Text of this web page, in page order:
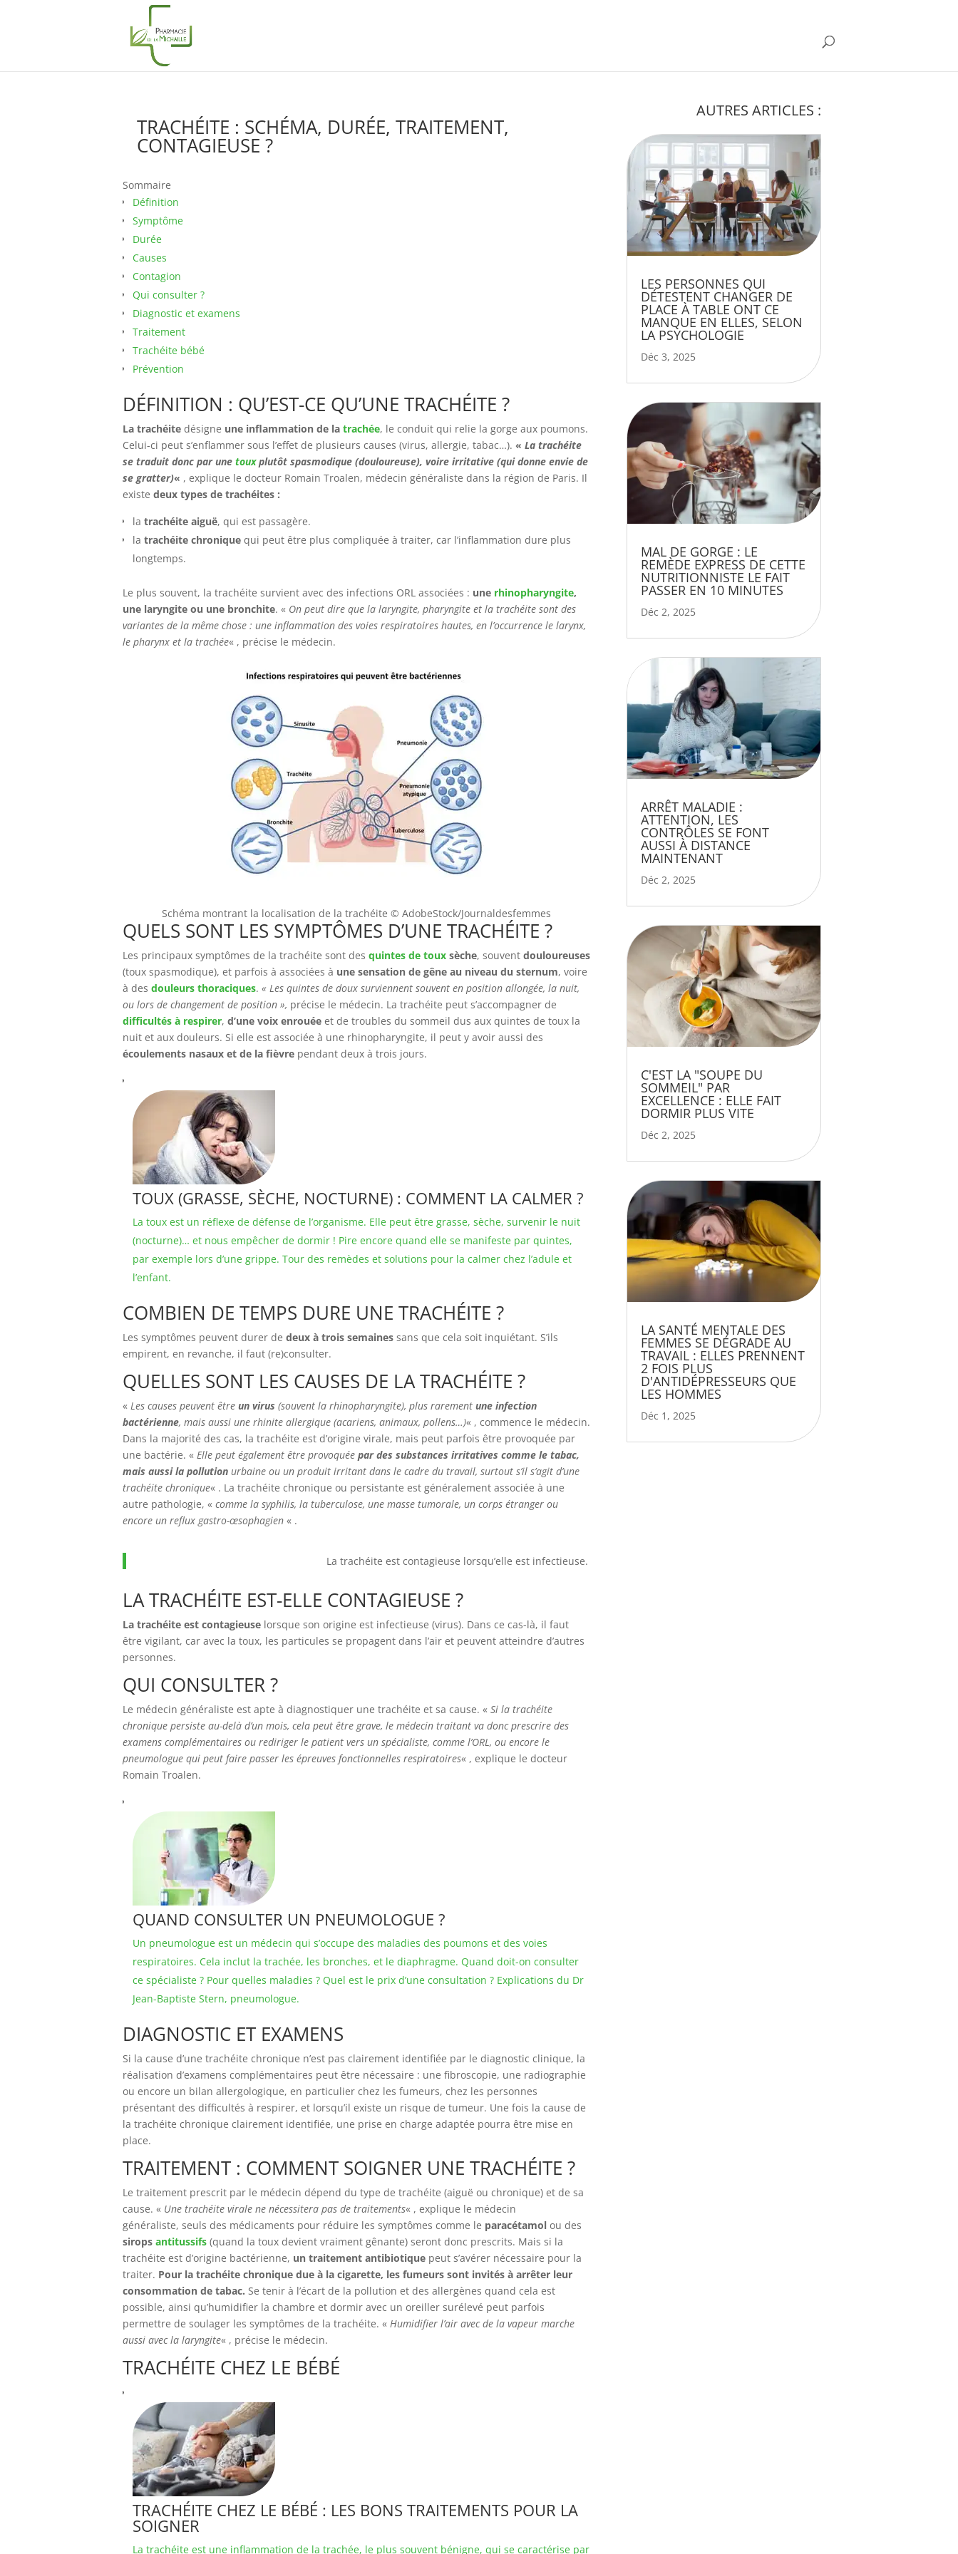
TRACHÉITE : SCHÉMA, DURÉE, TRAITEMENT,
CONTAGIEUSE ?
Sommaire
Définition
Symptôme
Durée
Causes
Contagion
Qui consulter ?
Diagnostic et examens
Traitement
Trachéite bébé
Prévention
DÉFINITION : QU’EST-CE QU’UNE TRACHÉITE ?
La trachéite désigne une inflammation de la trachée, le conduit qui relie la gorge aux poumons.
Celui-ci peut s’enflammer sous l’effet de plusieurs causes (virus, allergie, tabac…). « La trachéite
se traduit donc par une touxplutôt spasmodique (douloureuse), voire irritative (qui donne envie de
se gratter)« , explique le docteur Romain Troalen, médecin généraliste dans la région de Paris. Il
existe deux types de trachéites :
la trachéite aiguë, qui est passagère.
la trachéite chronique qui peut être plus compliquée à traiter, car l’inflammation dure plus
longtemps.
Le plus souvent, la trachéite survient avec des infections ORL associées : une rhinopharyngite,
une laryngite ou une bronchite. « On peut dire que la laryngite, pharyngite et la trachéite sont des
variantes de la même chose : une inflammation des voies respiratoires hautes, en l’occurrence le larynx,
le pharynx et la trachée« , précise le médecin.
Schéma montrant la localisation de la trachéite© AdobeStock/Journaldesfemmes
QUELS SONT LES SYMPTÔMES D’UNE TRACHÉITE ?
Les principaux symptômes de la trachéite sont des quintes de toux sèche, souvent douloureuses
(toux spasmodique), et parfois à associées à une sensation de gêne au niveau du sternum, voire
à des douleurs thoraciques. « Les quintes de doux surviennent souvent en position allongée, la nuit,
ou lors de changement de position », précise le médecin. La trachéite peut s’accompagner de
difficultés à respirer, d’une voix enrouée et de troubles du sommeil dus aux quintes de toux la
nuit et aux douleurs. Si elle est associée à une rhinopharyngite, il peut y avoir aussi des
écoulements nasaux et de la fièvre pendant deux à trois jours.
TOUX (GRASSE, SÈCHE, NOCTURNE) : COMMENT LA CALMER ?
La toux est un réflexe de défense de l’organisme. Elle peut être grasse, sèche, survenir le nuit
(nocturne)… et nous empêcher de dormir ! Pire encore quand elle se manifeste par quintes,
par exemple lors d’une grippe. Tour des remèdes et solutions pour la calmer chez l’adule et
l’enfant.
COMBIEN DE TEMPS DURE UNE TRACHÉITE ?
Les symptômes peuvent durer de deux à trois semaines sans que cela soit inquiétant. S’ils
empirent, en revanche, il faut (re)consulter.
QUELLES SONT LES CAUSES DE LA TRACHÉITE ?
« Les causes peuvent être un virus (souvent la rhinopharyngite), plus rarement une infection
bactérienne, mais aussi une rhinite allergique (acariens, animaux, pollens…)« , commence le médecin.
Dans la majorité des cas, la trachéite est d’origine virale, mais peut parfois être provoquée par
une bactérie. « Elle peut également être provoquée par des substances irritatives comme le tabac,
mais aussi la pollution urbaine ou un produit irritant dans le cadre du travail, surtout s’il s’agit d’une
trachéite chronique« . La trachéite chronique ou persistante est généralement associée à une
autre pathologie, « comme la syphilis, la tuberculose, une masse tumorale, un corps étranger ou
encore un reflux gastro-œsophagien « .
La trachéite est contagieuse lorsqu’elle est infectieuse.
LA TRACHÉITE EST-ELLE CONTAGIEUSE ?
La trachéite est contagieuse lorsque son origine est infectieuse (virus). Dans ce cas-là, il faut
être vigilant, car avec la toux, les particules se propagent dans l’air et peuvent atteindre d’autres
personnes.
QUI CONSULTER ?
Le médecin généraliste est apte à diagnostiquer une trachéite et sa cause. « Si la trachéite
chronique persiste au-delà d’un mois, cela peut être grave, le médecin traitant va donc prescrire des
examens complémentaires ou rediriger le patient vers un spécialiste, comme l’ORL, ou encore le
pneumologue qui peut faire passer les épreuves fonctionnelles respiratoires« , explique le docteur
Romain Troalen.
QUAND CONSULTER UN PNEUMOLOGUE ?
Un pneumologue est un médecin qui s’occupe des maladies des poumons et des voies
respiratoires. Cela inclut la trachée, les bronches, et le diaphragme. Quand doit-on consulter
ce spécialiste ? Pour quelles maladies ? Quel est le prix d’une consultation ? Explications du Dr
Jean-Baptiste Stern, pneumologue.
DIAGNOSTIC ET EXAMENS
Si la cause d’une trachéite chronique n’est pas clairement identifiée par le diagnostic clinique, la
réalisation d’examens complémentaires peut être nécessaire : une fibroscopie, une radiographie
ou encore un bilan allergologique, en particulier chez les fumeurs, chez les personnes
présentant des difficultés à respirer, et lorsqu’il existe un risque de tumeur. Une fois la cause de
la trachéite chronique clairement identifiée, une prise en charge adaptée pourra être mise en
place.
TRAITEMENT : COMMENT SOIGNER UNE TRACHÉITE ?
Le traitement prescrit par le médecin dépend du type de trachéite (aiguë ou chronique) et de sa
cause. « Une trachéite virale ne nécessitera pas de traitements« , explique le médecin
généraliste, seuls des médicaments pour réduire les symptômes comme le paracétamol ou des
sirops antitussifs (quand la toux devient vraiment gênante) seront donc prescrits. Mais si la
trachéite est d’origine bactérienne, un traitement antibiotique peut s’avérer nécessaire pour la
traiter. Pour la trachéite chronique due à la cigarette, les fumeurs sont invités à arrêter leur
consommation de tabac. Se tenir à l’écart de la pollution et des allergènes quand cela est
possible, ainsi qu’humidifier la chambre et dormir avec un oreiller surélevé peut parfois
permettre de soulager les symptômes de la trachéite. « Humidifier l’air avec de la vapeur marche
aussi avec la laryngite« , précise le médecin.
TRACHÉITE CHEZ LE BÉBÉ
TRACHÉITE CHEZ LE BÉBÉ : LES BONS TRAITEMENTS POUR LA
SOIGNER
La trachéite est une inflammation de la trachée, le plus souvent bénigne, qui se caractérise par
AUTRES ARTICLES :
LES PERSONNES QUI
DÉTESTENT CHANGER DE
PLACE À TABLE ONT CE
MANQUE EN ELLES, SELON
LA PSYCHOLOGIE
Déc 3, 2025
MAL DE GORGE : LE
REMÈDE EXPRESS DE CETTE
NUTRITIONNISTE LE FAIT
PASSER EN 10 MINUTES
Déc 2, 2025
ARRÊT MALADIE :
ATTENTION, LES
CONTRÔLES SE FONT
AUSSI À DISTANCE
MAINTENANT
Déc 2, 2025
C'EST LA "SOUPE DU
SOMMEIL" PAR
EXCELLENCE : ELLE FAIT
DORMIR PLUS VITE
Déc 2, 2025
LA SANTÉ MENTALE DES
FEMMES SE DÉGRADE AU
TRAVAIL : ELLES PRENNENT
2 FOIS PLUS
D'ANTIDÉPRESSEURS QUE
LES HOMMES
Déc 1, 2025